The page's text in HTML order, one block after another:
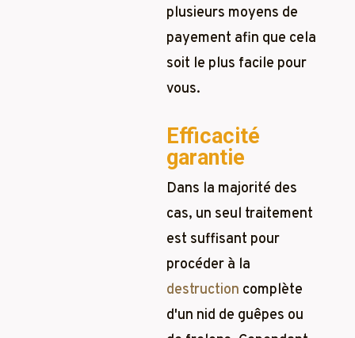
plusieurs moyens de
payement afin que cela
soit le plus facile pour
vous.
Efficacité
garantie
Dans la majorité des
cas, un seul traitement
est suffisant pour
procéder à la
destruction complète
d'un nid de guêpes ou